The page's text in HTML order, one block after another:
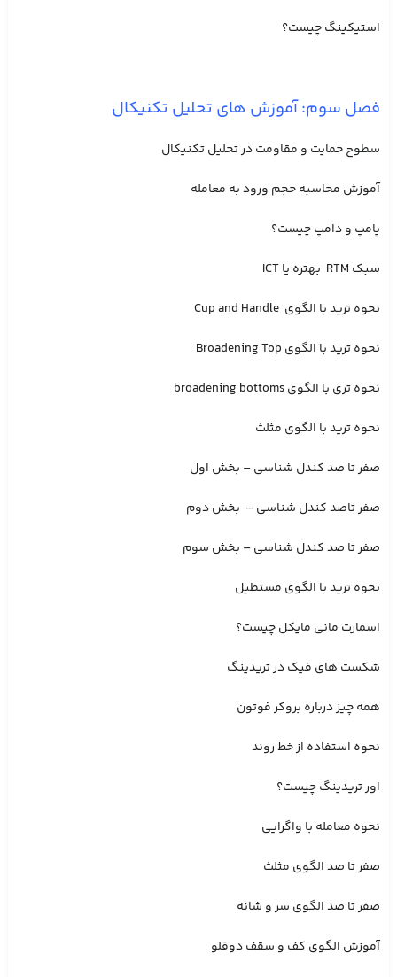
استیکینگ چیست؟
فصل سوم: آموزش های تحلیل تکنیکال
سطوح حمایت و مقاومت در تحلیل تکنیکال
آموزش محاسبه حجم ورود به معامله
پامپ و دامپ چیست؟
سبک RTM بهتره یا ICT
نحوه ترید با الگوی Cup and Handle
نحوه ترید با الگوی Broadening Top
نحوه تری با الگوی broadening bottoms
نحوه ترید با الگوی مثلث
صفر تا صد کندل شناسی – بخش اول
صفر تاصد کندل شناسی – بخش دوم
صفر تا صد کندل شناسی – بخش سوم
نحوه ترید با الگوی مستطیل
اسمارت مانی مایکل چیست؟
شکست های فیک در تریدینگ
همه چیز درباره بروکر فوتون
نحوه استفاده از خط روند
اور تریدینگ چیست؟
نحوه معامله با واگرایی
صفر تا صد الگوی مثلث
صفر تا صد الگوی سر و شانه
آموزش الگوی کف و سقف دوقلو